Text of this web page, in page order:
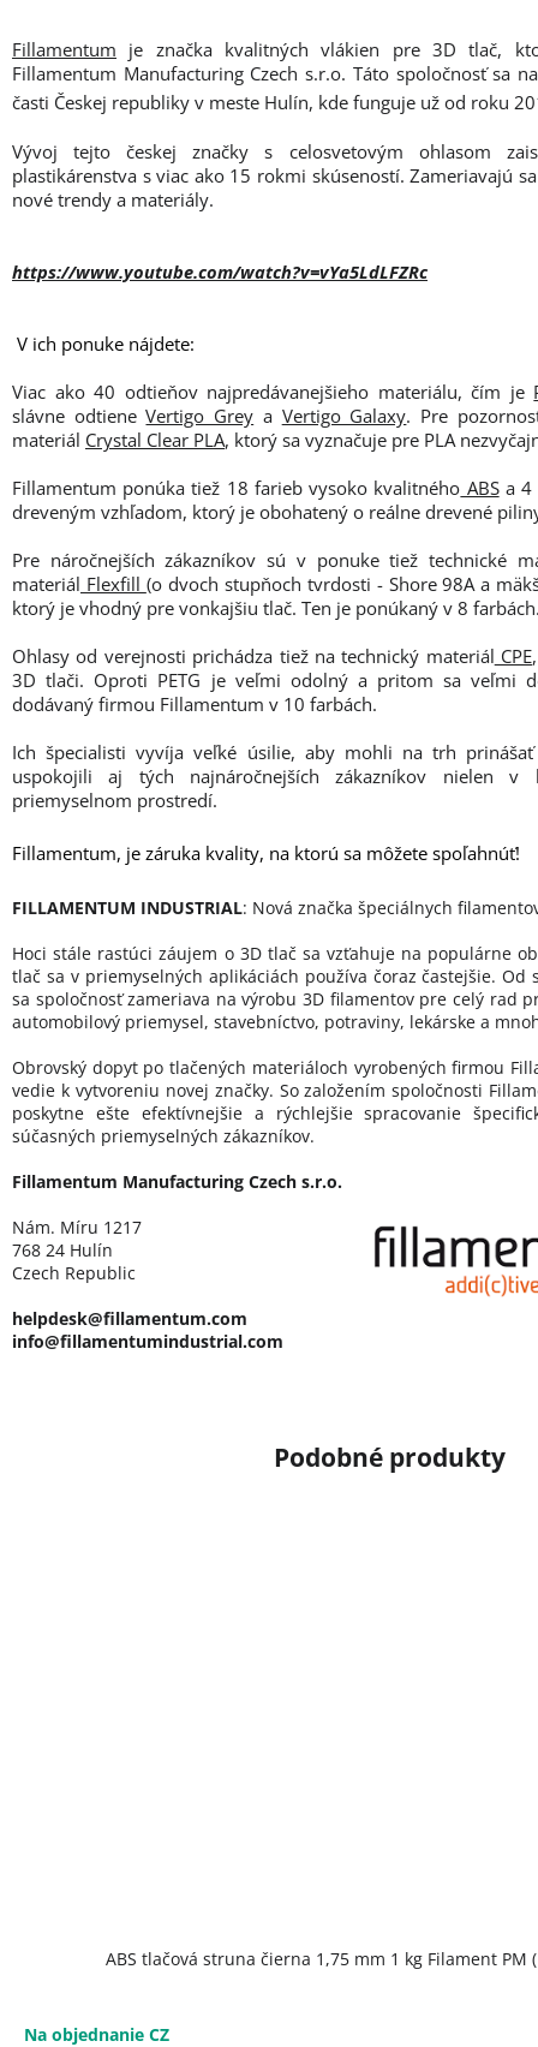
ABS tlačová struna čierna 1,75 mm 1 kg Filament PM
Na objednanie CZ
Fillamentum je značka kvalitných vlákien pre 3D tlač,
Fillamentum Manufacturing Czech s.r.o. Táto spoločnosť sa
časti Českej republiky v meste Hulín, kde funguje už od roku
Vývoj tejto českej značky s celosvetovým ohlasom
plastikárenstva s viac ako 15 rokmi skúseností. Zameriavajú
nové trendy a materiály.
https://www.youtube.com/watch?v=vYa5LdLFZRc
V ich ponuke nájdete:
Viac ako 40 odtieňov najpredávanejšieho materiálu, čím je
slávne odtieneVertigo Grey a Vertigo Galaxy. Pre
materiál Crystal Clear PLA, ktorý sa vyznačuje pre PLA
Fillamentum ponúka tiež 18 farieb vysoko kvalitného ABSa 4
dreveným vzhľadom, ktorý je obohatený o reálne drevené
Pre náročnejších zákazníkov sú v ponuke tiež technické
materiál Flexfill (o dvoch stupňoch tvrdosti - Shore 98A a
ktorý je vhodný pre vonkajšiu tlač. Ten je ponúkaný v 8
Ohlasy od verejnosti prichádza tiež na technický materiál CPE
3D tlači. Oproti PETG je veľmi odolný a pritom sa veľmi
dodávaný firmou Fillamentum v 10 farbách.
Ich špecialisti vyvíja veľké úsilie, aby mohli na trh
uspokojili aj tých najnáročnejších zákazníkov nielen
priemyselnom prostredí.
Fillamentum, je záruka kvality, na ktorú sa môžete spoľahnúť!
FILLAMENTUM INDUSTRIAL: Nová značka špeciálnych
Hoci stále rastúci záujem o 3D tlač sa vzťahuje na populárne
tlač sa v priemyselných aplikáciách používa čoraz častejšie. Od
sa spoločnosť zameriava na výrobu 3D filamentov pre celý rad
automobilový priemysel, stavebníctvo, potraviny, lekárske a
Obrovský dopyt po tlačených materiáloch vyrobených firmou
vedie k vytvoreniu novej značky. So založením spoločnosti
poskytne ešte efektívnejšie a rýchlejšie spracovanie
súčasných priemyselných zákazníkov.
Fillamentum Manufacturing Czech s.r.o.
Nám. Míru 1217
768 24 Hulín
Czech Republic
helpdesk@fillamentum.com
info@fillamentumindustrial.com